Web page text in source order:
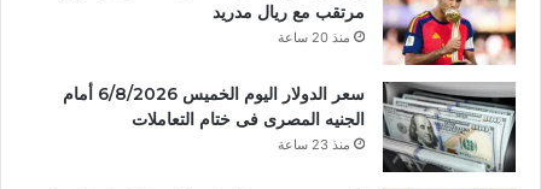
مرتقب مع ريال مدريد
منذ 20 ساعة
سعر الدولار اليوم الخميس 6/8/2026 أمام
الجنيه المصرى فى ختام التعاملات
منذ 23 ساعة